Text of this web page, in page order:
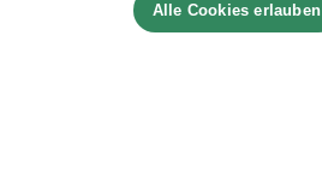
Alle Cookies erlauben